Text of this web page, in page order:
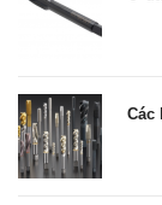
Các